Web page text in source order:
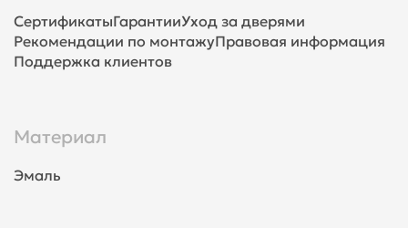
СертификатыГарантииУход за дверями
Рекомендации по монтажуПравовая информация
Поддержка клиентов
Материал
Эмаль